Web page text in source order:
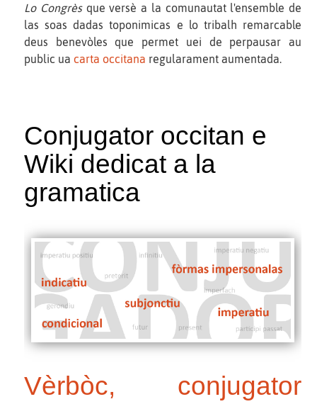
Lo Congrèsque versè a la comunautat l'ensemble de
las soas dadas toponimicas e lo tribalh remarcable
deus benevòles que permet uei de perpausar au
public ua carta occitana regularament aumentada.
Conjugator occitan e
Wiki dedicat a la
gramatica
Vèrbòc, conjugator